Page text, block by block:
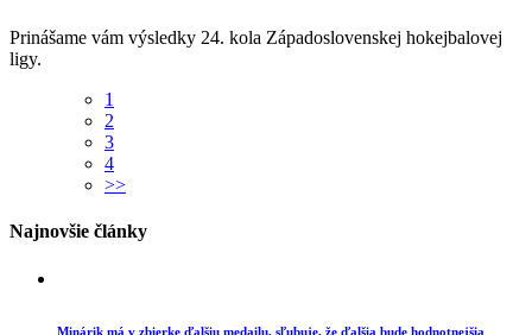
Prinášame vám výsledky 24. kola Západoslovenskej hokejbalovej
ligy.
1
2
3
4
>>
Najnovšie články
Minárik má v zbierke ďalšiu medailu, sľubuje, že ďalšia bude hodnotnejšia